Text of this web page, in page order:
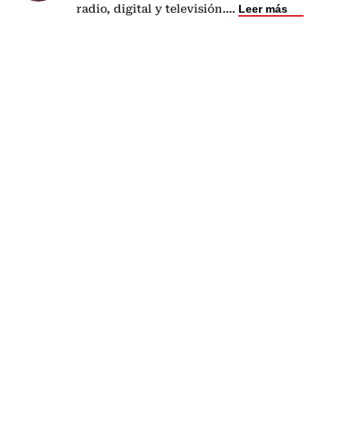
radio, digital y televisión.... Leer más